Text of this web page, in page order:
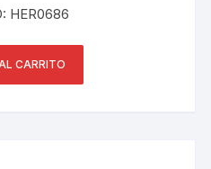
HER0686
CARRITO